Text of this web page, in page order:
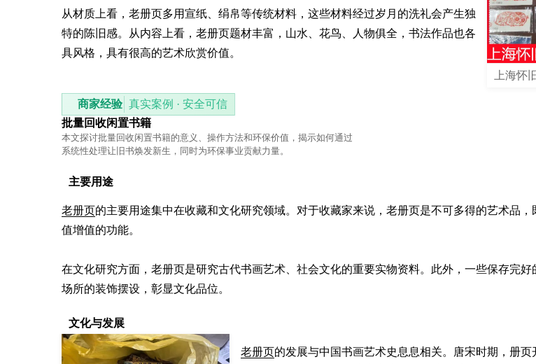
上海怀
从材质上看，老册页多用宣纸、绢帛等传统材料，这些材料经过岁月的洗礼会产生独
特的陈旧感。从内容上看，老册页题材丰富，山水、花鸟、人物俱全，书法作品也各
具风格，具有很高的艺术欣赏价值。
商家经验 真实案例 · 安全可信
批量回收闲置书籍
本文探讨批量回收闲置书籍的意义、操作方法和环保价值，揭示如何通过
系统性处理让旧书焕发新生，同时为环保事业贡献力量。
主要用途
老册页的主要用途集中在收藏和文化研究领域。对于收藏家来说，老册页是不可多得的艺术品
值增值的功能。
在文化研究方面，老册页是研究古代书画艺术、社会文化的重要实物资料。此外，一些保存完
场所的装饰摆设，彰显文化品位。
文化与发展
老册页的发展与中国书画艺术史息息相关。唐宋时期，册页